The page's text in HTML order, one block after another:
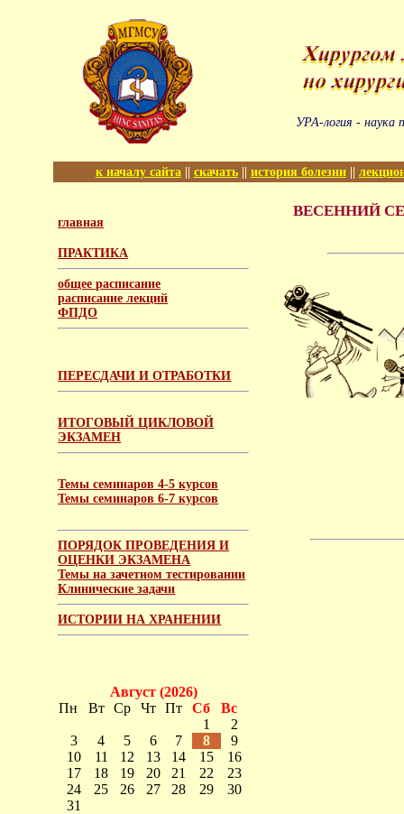
УРА-логия - наука
к началу сайта || скачать|| история болезни||
главная
ПРАКТИКА
общее расписание
расписание лекций
ФПДО
ПЕРЕСДАЧИ И ОТРАБОТКИ
ИТОГОВЫЙ ЦИКЛОВОЙ
ЭКЗАМЕН
Темы семинаров 4-5 курсов
Темы семинаров 6-7 курсов
ПОРЯДОК ПРОВЕДЕНИЯ И
ОЦЕНКИ ЭКЗАМЕНА
Темы на зачетном тестировании
Клинические задачи
ИСТОРИИ НА ХРАНЕНИИ
Август (2026)
Пн
Вт Ср Чт Пт Сб
Вс
1
2
3
4 5 6 7 8
9
10
11 12 13 14 15
16
17
18 19 20 21 22
23
24
25 26 27 28 29
30
31
ВЕСЕННИЙ